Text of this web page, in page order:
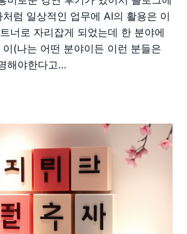
럼 일상적인 업무에 AI의 활용은 이
너로 자리잡게 되었는데 한 분야에
(나는 어떤 분야이든 이런 분들은
해야한다고…